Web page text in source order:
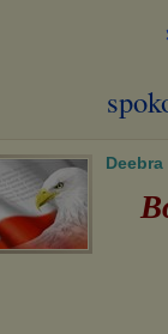
Deebra